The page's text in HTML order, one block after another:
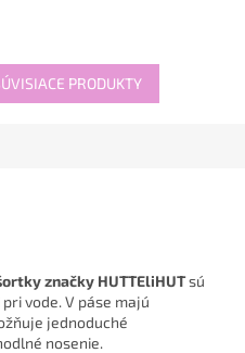
PRODUKTY
značky HUTTEliHUTsú
vode. V páse majú
jednoduché
nosenie.